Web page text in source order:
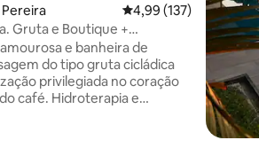
Pereira 4,99 de uma
4,99 (137)
Gruta e Boutique +
e banheira de
do tipo gruta cicládica
privilegiada no coração
café. Hidroterapia e